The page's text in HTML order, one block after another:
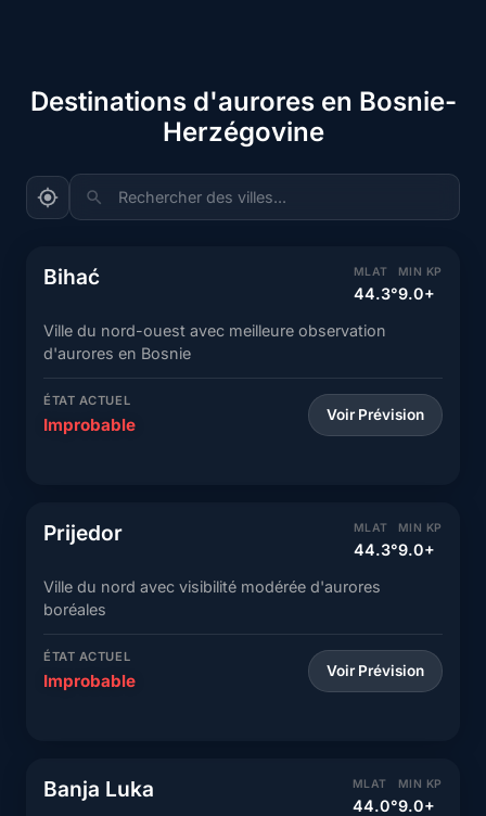
Destinations d'aurores en Bosnie-
Herzégovine
Rechercher des villes...
Bihać MLAT
44.3°
MIN KP
9.0+
Ville du nord-ouest avec meilleure observation
d'aurores en Bosnie
ÉTAT ACTUEL
Improbable Voir Prévision
Prijedor MLAT
44.3°
MIN KP
9.0+
Ville du nord avec visibilité modérée d'aurores
boréales
ÉTAT ACTUEL
Improbable Voir Prévision
Banja Luka MLAT
44.0°
MIN KP
9.0+